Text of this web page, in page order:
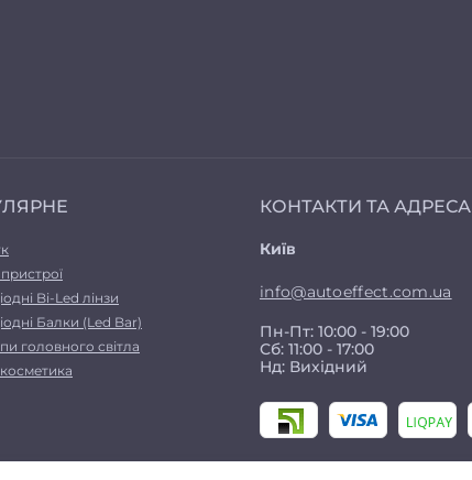
Bi-Led лінзи
Балки (Led Bar)
головного світла
косметика
КОНТАКТИ ТА АДРЕСА
Київ
info@autoeffect.com.ua
Пн-Пт: 10:00 - 19:00
Сб: 11:00 - 17:00
Нд: Вихідний